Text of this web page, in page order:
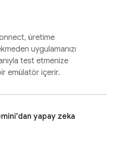
, üretime
uygulamanızı
test etmenize
emülatör içerir.
yapay zeka